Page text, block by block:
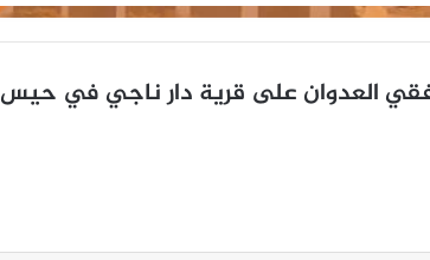
العدوان على قرية دار ناجي في حيس